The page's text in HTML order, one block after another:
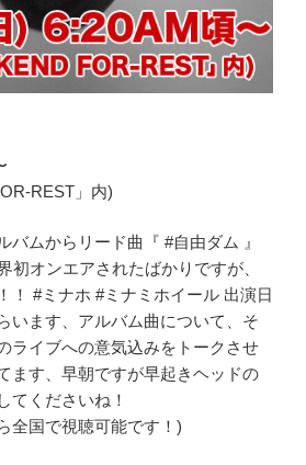
REST」内)
バムからリード曲『 ‪#‎自由ダム‬ 』
初オンエアされたばかりですが、
！ ‪#‎ミナホ‬ ‪#‎ミナミホイール‬ 出演日
います、アルバム曲について、そ
ライブへの意気込みをトークさせ
ます、早朝ですが早起きヘッドの
てくださいね！
全国で視聴可能です！)